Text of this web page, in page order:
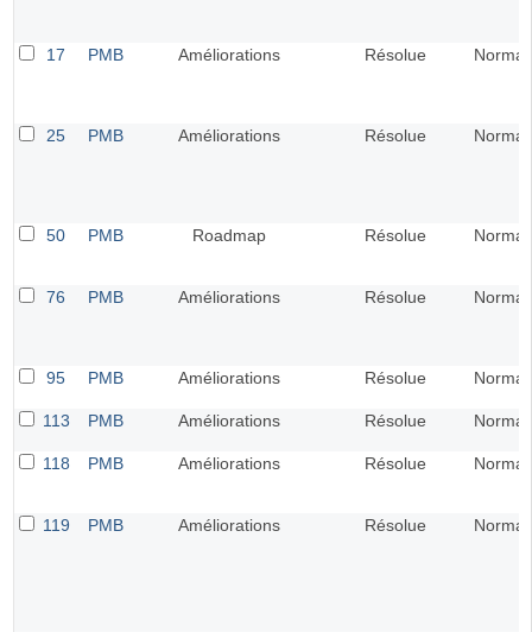
17 PMB Améliorations Résolue Normal
25 PMB Améliorations Résolue Normal
50 PMB Roadmap Résolue Normal
76 PMB Améliorations Résolue Normal
95 PMB Améliorations Résolue Normal
113 PMB Améliorations Résolue Normal
118 PMB Améliorations Résolue Normal
119 PMB Améliorations Résolue Normal